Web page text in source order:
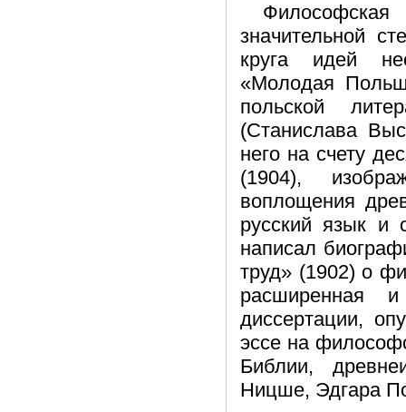
Философская
значительной
круга идей
«Молодая
польской
(Станислава
него на счету
(1904),
воплощения
русский язык и
написал
труд» (1902) о
расширенная
диссертации,
эссе на
Библии,
Ницше, Эдгара